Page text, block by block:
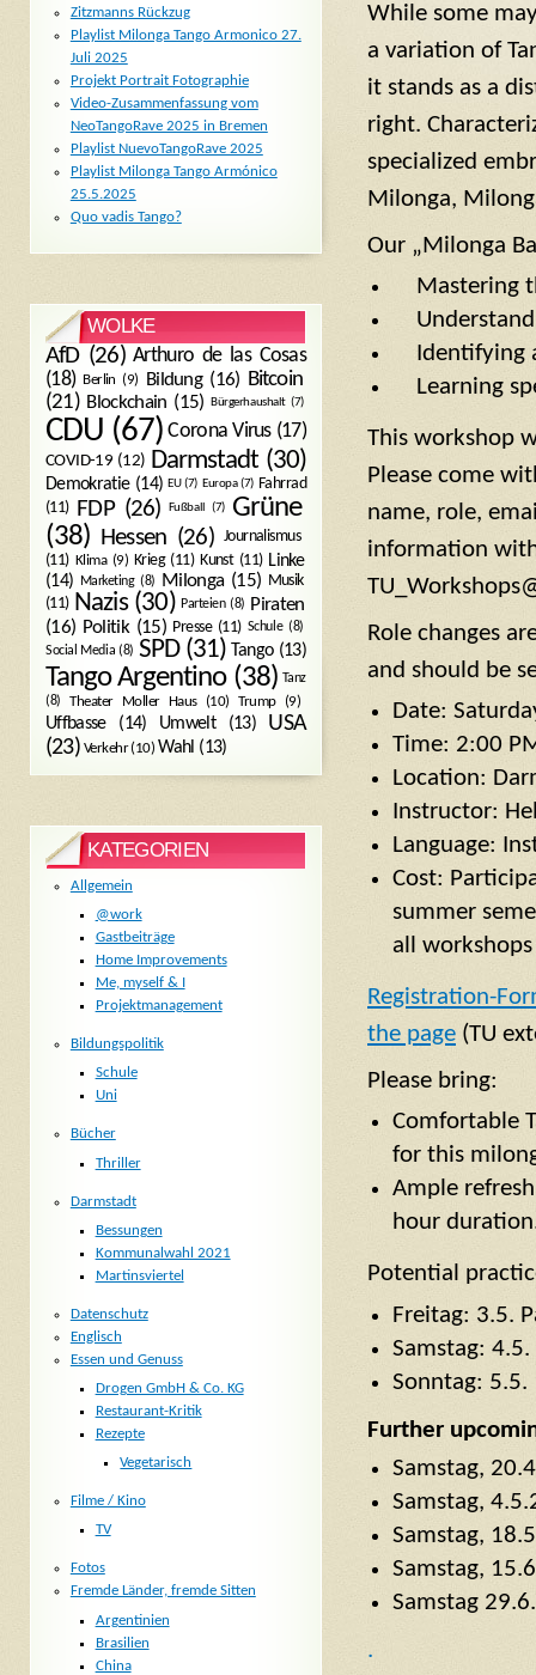
While some
a variation of
it stands as a
right.
specialized
Milonga,
Our „Milonga
Mastering
Identifying
Learning
This workshop
Please come
name, role,
information
Role changes
and should be
Date:
Time: 2:00
Location:
Instructor:
Language:
Cost:
summer
all
Registration-
the page (TU
Please bring:
Comfortable
for this
Ample
hour
Potential
Freitag: 3.5.
Samstag:
Sonntag: 5.5.
Further
Samstag,
Samstag,
Samstag,
Samstag,
Samstag
.
Zitzmanns Rückzug
Playlist Milonga Tango Armonico 27.
Juli 2025
Projekt Portrait Fotographie
Video-Zusammenfassung vom
NeoTangoRave 2025 in Bremen
Playlist NuevoTangoRave 2025
Playlist Milonga Tango Armónico
25.5.2025
Quo vadis Tango?
WOLKE
AfD(26) Arthuro de las Cosas
(18) Berlin (9) Bildung(16) Bitcoin
(21) Blockchain (15) Bürgerhaushalt (7)
CDU (67) Corona Virus(17)
COVID-19 (12) Darmstadt (30)
Demokratie(14) EU(7) Europa(7) Fahrrad
(11)
FDP(26) Fußball (7)
Grüne
(38) Hessen (26) Journalismus
(11) Klima(9) Krieg(11) Kunst(11) Linke
(14) Marketing(8) Milonga(15) Musik
(11) Nazis(30) Parteien(8) Piraten
(16) Politik(15) Presse(11) Schule(8)
Social Media (8) SPD(31) Tango(13)
Tango Argentino(38) Tanz
(8)
Theater Moller Haus(10) Trump(9)
Uffbasse(14) Umwelt(13)
USA
(23) Verkehr(10) Wahl (13)
KATEGORIEN
Allgemein
@work
Gastbeiträge
Home Improvements
Me, myself & I
Projektmanagement
Bildungspolitik
Schule
Uni
Bücher
Thriller
Darmstadt
Bessungen
Kommunalwahl 2021
Martinsviertel
Datenschutz
Englisch
Essen und Genuss
Drogen GmbH & Co. KG
Restaurant-Kritik
Rezepte
Vegetarisch
Filme / Kino
TV
Fotos
Fremde Länder, fremde Sitten
Argentinien
Brasilien
China